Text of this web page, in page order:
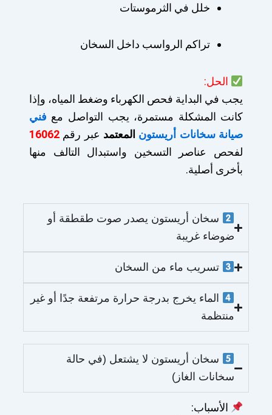
خلل في الثرموستات
تراكم الرواسب داخل السخان
الحل:
يجب في البداية فحص الكهرباء وضغط المياه، وإذا
كانت المشكلة مستمرة، يجب التواصل مع فني
صيانة سخانات أريستون المعتمد عبر رقم16062
لفحص عناصر التسخين واستبدال التالف منها
بأخرى أصلية.
سخان أريستون يصدر صوت طقطقة أو
ضوضاء غريبة
تسريب ماء من السخان
الماء يخرج بدرجة حرارة مرتفعة جدًا أو غير
منتظمة
سخان أريستون لا يشتعل (في حالة
سخانات الغاز)
الأسباب: